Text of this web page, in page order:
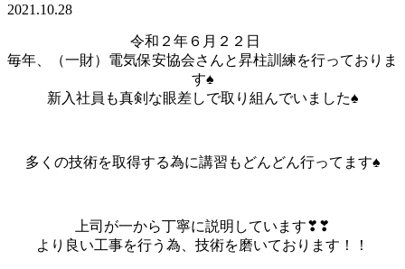
2021.10.28
令和２年６月２２日
毎年、（一財）電気保安協会さんと昇柱訓練を行っておりま
す♠
新入社員も真剣な眼差しで取り組んでいました♠
多くの技術を取得する為に講習もどんどん行ってます♠
上司が一から丁寧に説明しています❣❣
より良い工事を行う為、技術を磨いております！！